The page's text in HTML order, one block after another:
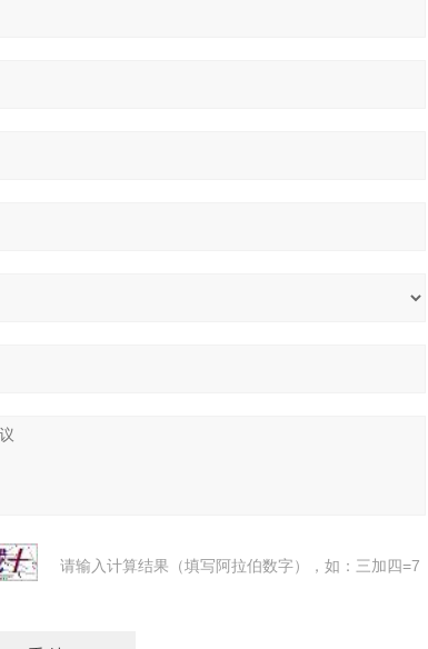
请输入计算结果（填写阿拉伯数字），如：三加四=7